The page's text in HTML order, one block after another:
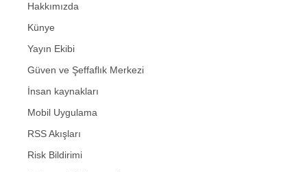
Hakkımızda
Künye
Yayın Ekibi
Güven ve Şeffaflık Merkezi
İnsan kaynakları
Mobil Uygulama
RSS Akışları
Risk Bildirimi